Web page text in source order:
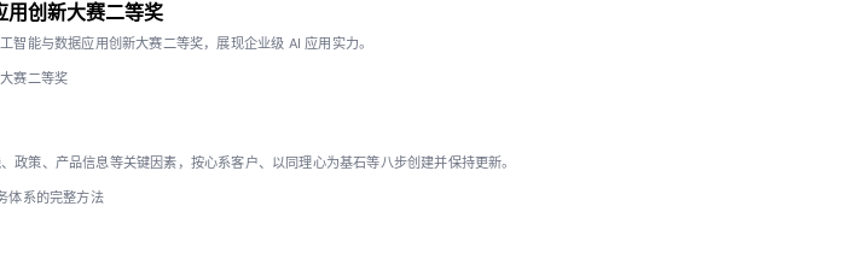
创新大赛二等奖
能与数据应用创新大赛二等奖，展现企业级 AI 应用实力。
赛二等奖
策、产品信息等关键因素，按心系客户、以同理心为基石等八步创建并保持更新。
体系的完整方法